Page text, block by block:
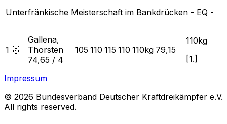
Unterfränkische Meisterschaft im Bankdrücken - EQ -
1 🥇
Gallena,
Thorsten
74,65 / 4
105 110 115 110 110kg 79,15
110kg
[1.]
Impressum
© 2026 Bundesverband Deutscher Kraftdreikämpfer e.V.
All rights reserved.